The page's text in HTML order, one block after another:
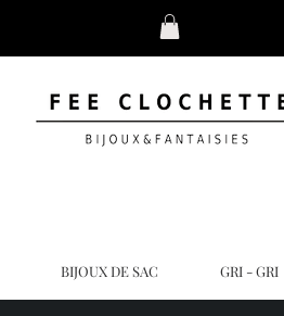
BIJOUX DE SAC GRI - GRI